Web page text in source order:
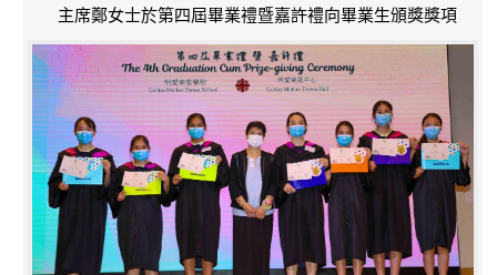
主席鄭女士於第四屆畢業禮暨嘉許禮向畢業生頒獎獎項